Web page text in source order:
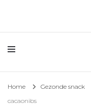
Home Gezonde snack
cacaonibs